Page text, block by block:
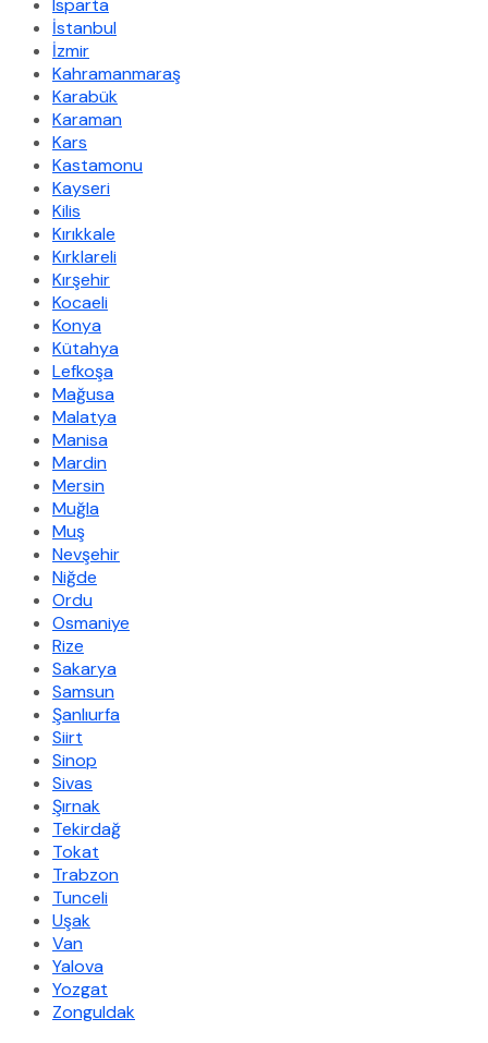
Isparta
İstanbul
İzmir
Kahramanmaraş
Karabük
Karaman
Kars
Kastamonu
Kayseri
Kilis
Kırıkkale
Kırklareli
Kırşehir
Kocaeli
Konya
Kütahya
Lefkoşa
Mağusa
Malatya
Manisa
Mardin
Mersin
Muğla
Muş
Nevşehir
Niğde
Ordu
Osmaniye
Rize
Sakarya
Samsun
Şanlıurfa
Siirt
Sinop
Sivas
Şırnak
Tekirdağ
Tokat
Trabzon
Tunceli
Uşak
Van
Yalova
Yozgat
Zonguldak